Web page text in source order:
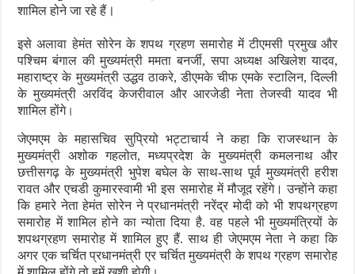
शामिल होने जा रहे हैं।
इसे अलावा हेमंत सोरेन के शपथ ग्रहण समारोह में टीएमसी प्रमुख और
पश्चिम बंगाल की मुख्यमंत्री ममता बनर्जी, सपा अध्यक्ष अखिलेश यादव,
महाराष्ट्र के मुख्यमंत्री उद्धव ठाकरे, डीएमके चीफ एमके स्टालिन, दिल्ली
के मुख्यमंत्री अरविंद केजरीवाल और आरजेडी नेता तेजस्वी यादव भी
शामिल होंगे।
जेएमएम के महासचिव सुप्रियो भट्टाचार्य ने कहा कि राजस्थान के
मुख्यमंत्री अशोक गहलोत, मध्यप्रदेश के मुख्यमंत्री कमलनाथ और
छत्तीसगढ़ के मुख्यमंत्री भुपेश बघेल के साथ-साथ पूर्व मुख्यमंत्री हरीश
रावत और एचडी कुमारस्वामी भी इस समारोह में मौजूद रहेंगे। उन्होंने कहा
कि हमारे नेता हेमंत सोरेन ने प्रधानमंत्री नरेंद्र मोदी को भी शपथग्रहण
समारोह में शामिल होने का न्योता दिया है. वह पहले भी मुख्यमंत्रियों के
शपथग्रहण समारोह में शामिल हुए हैं. साथ ही जेएमएम नेता ने कहा कि
अगर एक चर्चित प्रधानमंत्री एर चर्चित मुख्यमंत्री के शपथ ग्रहण समारोह